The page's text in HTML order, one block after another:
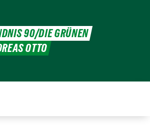
90/DIE GRÜNEN
OTTO